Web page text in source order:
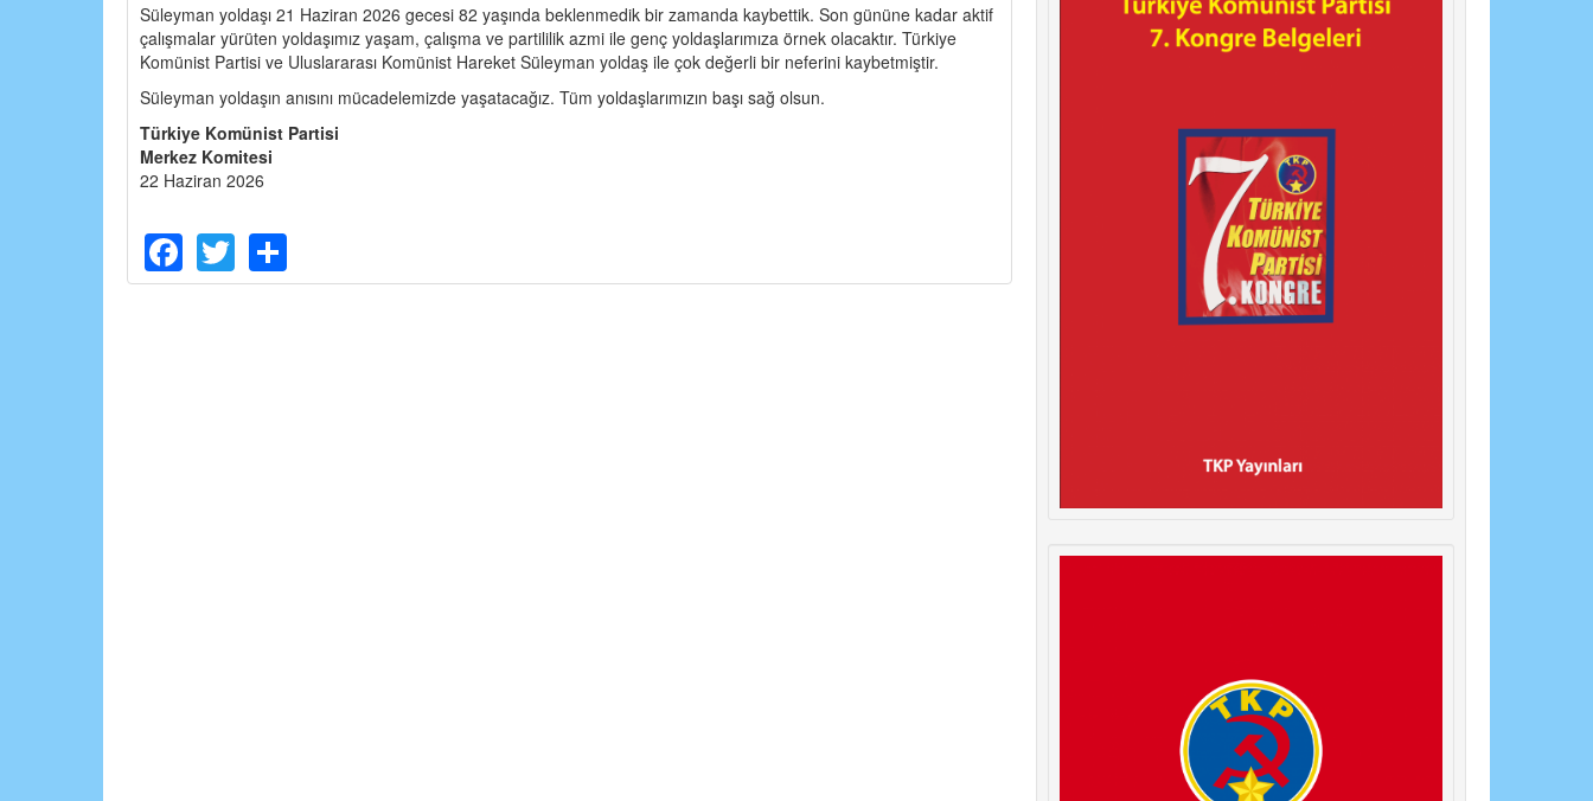
Süleyman yoldaşı 21 Haziran 2026 gecesi 82 yaşında beklenmedik bir zamanda kaybettik. Son gününe kadar aktif
çalışmalar yürüten yoldaşımız yaşam, çalışma ve partililik azmi ile genç yoldaşlarımıza örnek olacaktır. Türkiye
Komünist Partisi ve Uluslararası Komünist Hareket Süleyman yoldaş ile çok değerli bir neferini kaybetmiştir.
Süleyman yoldaşın anısını mücadelemizde yaşatacağız. Tüm yoldaşlarımızın başı sağ olsun.
Türkiye Komünist Partisi
Merkez Komitesi
22 Haziran 2026
Facebook
Twitter